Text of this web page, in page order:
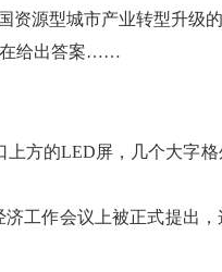
资源型城市产业转型升级的
在给出答案……
方的LED屏，几个大字
工作会议上被正式提出